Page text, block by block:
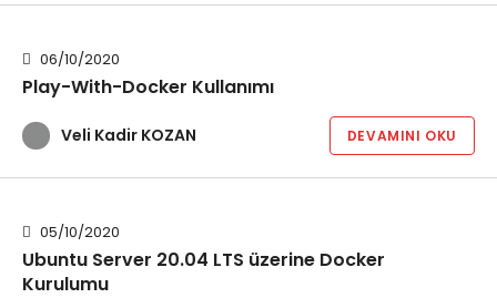
06/10/2020
Play-With-Docker Kullanımı
Veli Kadir KOZAN DEVAMINI OKU
05/10/2020
Ubuntu Server 20.04 LTS üzerine Docker
Kurulumu